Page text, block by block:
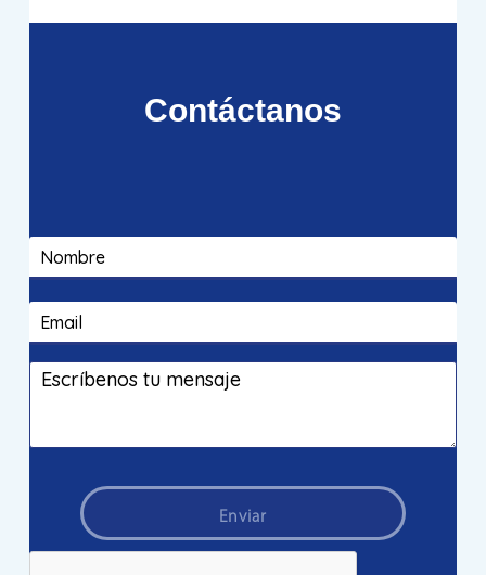
Contáctanos
Enviar